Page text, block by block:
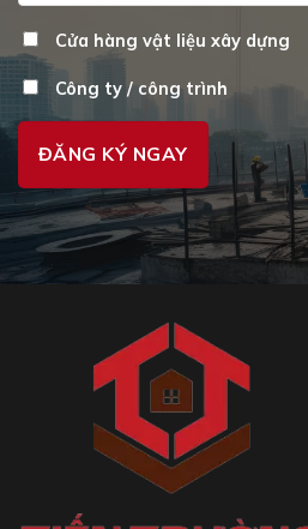
Cửa hàng vật liệu xây dựng
Công ty / công trình